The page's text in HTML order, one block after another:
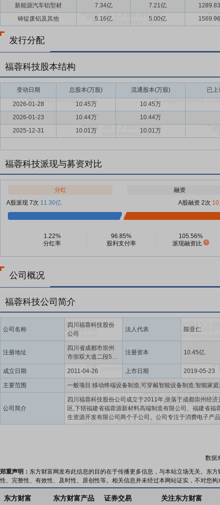
新能源汽车铝型材
7.34亿 7.21亿
铸锭废铝及其他
5.16亿 5.00亿
发行分配
福蓉科技股本结构
变动日期 总股本(万股) 流通股本(万股) 已
2026-01-28 10.45万
10.45万
2026-01-23
10.44万
10.44万
2025-12-31
10.01万 10.01万
福蓉科技派现与募资对比
分红
融资
A股派现 7次 11.30亿 A股融资 2次
1.22%
分红率
96.85%
股利支付率
105.56%
派现融资比
公司概况
福蓉科技公司简介
公司名称
四川福蓉科技股份
公司
法人代表 陈亚仁
注册地址
四川省成都市崇州
市崇双大道二段518
号
注册资本 10.45亿
成立日期 2011-04-26 上市日期 2019-05-23
主要范围
公司简介
四川福蓉科技股份公司成立于2011年,坐落于成都崇州经济
区,下辖福建省福蓉源新材料高端制造有限公司、福建省福
生资源开发有限公司两个子公司。公司专注于消费电子产
结构件材料的研发、生产及销售,产品应用于智能手机、平
多项国家授权的专利。公司自成立以来,始终坚持“以质取胜
经营”的经营理念,深耕细作消费电子产品铝制结构件材料市
握了消费电子产品铝制结构(外观)件材料的制备及加工的核
优势,并形成了内在组织、外观质量、物理性质、机械性能
性能、尺寸精度等方面行业领先的智能制造生产能力,与国
数据
郑重声明： 东方财富网发布此信息的目的在于传播更多信息，与本站立场无关。东
性、完整性、有效性、及时性、原创性等。相关信息并未经过本网站证实，不对您
东方财富 东方财富产品 证券交易 关注东方财富